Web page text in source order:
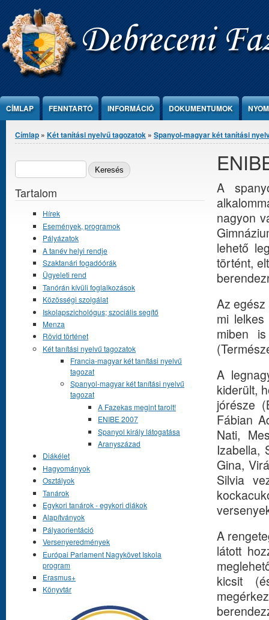
Ugrás a tartalomra
CÍMLAP FENNTARTÓ INFORMÁCIÓ DOKUMENTUMOK
Jelenlegi hely
Címlap » Két tanítási nyelvű tagozatok » Spanyol-magyar két tanítási
A
nagyon
lehető
történt,
Az
mi
miben
A
kiderült,
jórésze
Fábian
Nati,
Izabella,
Gina,
Silvia
A
látott
kicsit
Keresés űrlap
Tartalom
Hírek
Események, programok
Pályázatok
A tanév helyi rendje
Szaktanári fogadóórák
Ügyeleti rend
Tanórán kívüli foglalkozások
Közösségi szolgálat
Iskolapszichológus; szociális segítő
Menza
Rövid történet
Két tanítási nyelvű tagozatok
Francia-magyar két tanítási nyelvű
tagozat
Spanyol-magyar két tanítási nyelvű
tagozat
A Fazekas megint tarolt!
ENIBE 2007
Spanyol király látogatása
Aranyszázad
Diákélet
Hagyományok
Osztályok
Tanárok
Egykori tanárok - egykori diákok
Alapítványok
Pályaorientáció
Versenyeredmények
Európai Parlament Nagykövet Iskola
program
Erasmus+
Könyvtár